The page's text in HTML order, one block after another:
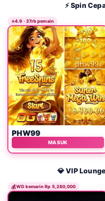
⚡ Spin
⭐4.9 · 37rb pemain
PHW99
MASUK
💎 VIP
💰WD kemarin Rp 5,280,000